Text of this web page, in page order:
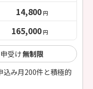
14,800 円
165,000 円
申受け無制限
込み月200件と積極的